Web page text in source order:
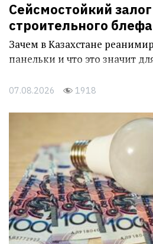
Сейсмостойкий
строительного блефа
Зачем в Казахстане
панельки и что это значит
07.08.2026 1918